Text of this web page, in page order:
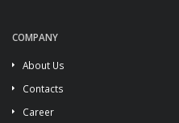
COMPANY
About Us
Contacts
Career